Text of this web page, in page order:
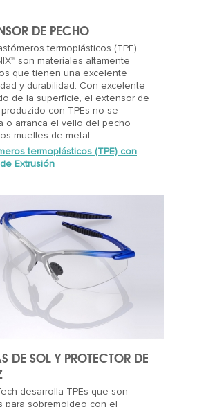
DE PECHO
termoplásticos (TPE)
son materiales altamente
que tienen una excelente
y durabilidad. Con excelente
de la superficie, el extensor de
con TPEs no se
o arranca el vello del pecho
muelles de metal.
termoplásticos (TPE) con
Extrusión
DE SOL Y PROTECTOR DE
desarrolla TPEs que son
para sobremoldeo con el